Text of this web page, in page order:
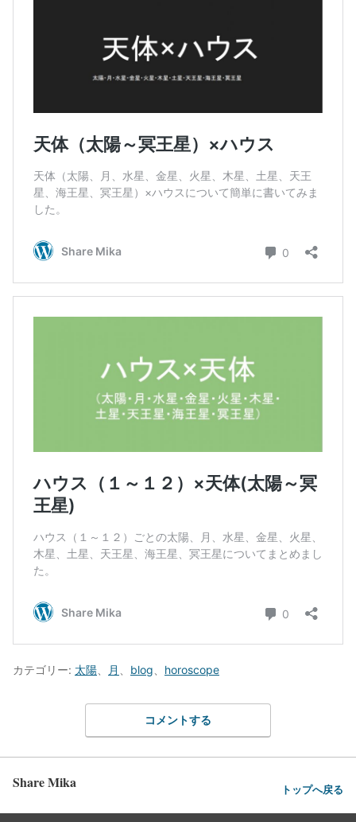
カテゴリー: 太陽 月 blog horoscope
コメントする
Share Mika トップへ戻る